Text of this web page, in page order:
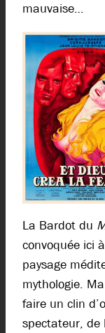
mauvaise…
La Bardot du
convoquée ici
paysage
mythologie.
faire un clin
spectateur, de